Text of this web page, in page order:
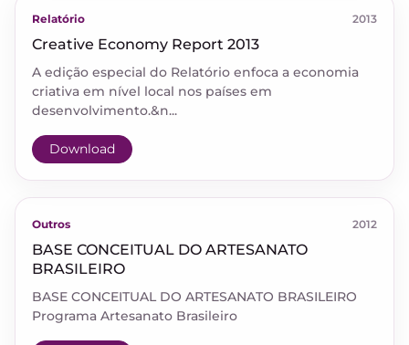
Relatório 2013
Creative Economy Report 2013
A edição especial do Relatório enfoca a economia
criativa em nível local nos países em
desenvolvimento.&n...
Download
Outros 2012
BASE CONCEITUAL DO ARTESANATO
BRASILEIRO
BASE CONCEITUAL DO ARTESANATO BRASILEIRO
Programa Artesanato Brasileiro